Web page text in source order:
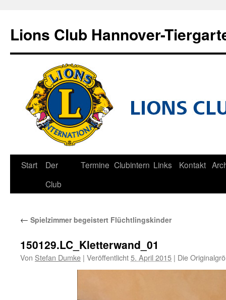
springen
Lions Club Hannover-
Start
Der
Club
Termine Clubintern Links Kontakt
← Spielzimmer begeistert Flüchtlingskinder
150129.LC_Kletterwand_01
Von Stefan Dumke | Veröffentlicht5. April 2015 | Die